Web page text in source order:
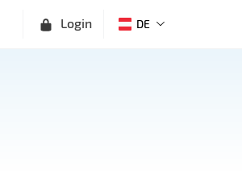
Login DE